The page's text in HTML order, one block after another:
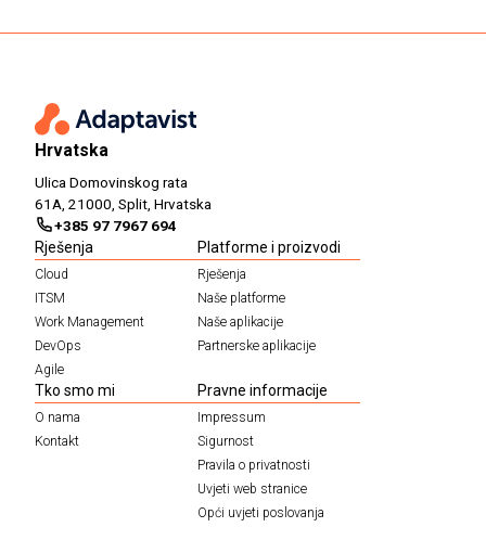
Hrvatska
Ulica Domovinskog rata
61A, 21000, Split, Hrvatska
+385 97 7967 694
Rješenja
Cloud
ITSM
Work Management
DevOps
Agile
Platforme i proizvodi
Rješenja
Naše platforme
Naše aplikacije
Partnerske aplikacije
Tko smo mi
O nama
Kontakt
Pravne informacije
Impressum
Sigurnost
Pravila o privatnosti
Uvjeti web stranice
Opći uvjeti poslovanja